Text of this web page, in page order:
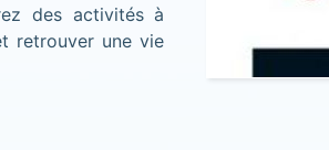
des activités à
retrouver une vie